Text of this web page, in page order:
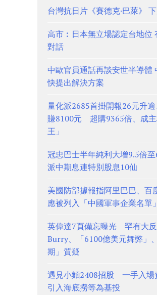
台灣抗日片《賽德克·巴萊》
高市︰日本無立場認定台地位
對話
中歐官員通話再談安世半導體
快提出解決方案
量化派2685首掛開報26元升
賺8100元 超購9365倍、成
王」
冠忠巴士半年純利大增9.5倍
派中期息連特別股息10仙
美國防部據報指阿里巴巴、百
應被列入「中國軍事企業名單」
英偉達7頁備忘曝光 罕有大
Burry、「6100億美元舞弊」
期」質疑
遇見小麵2408招股 一手入場
引入海底撈等為基投